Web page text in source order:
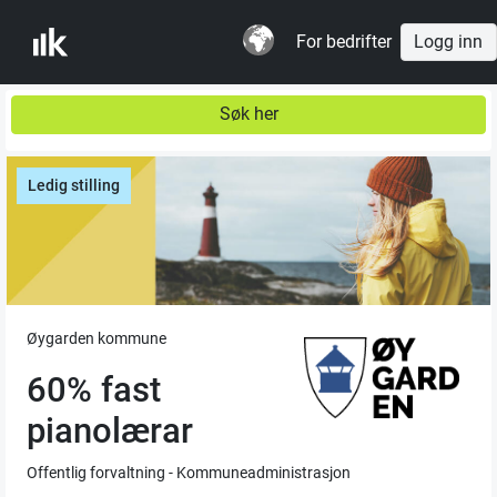
For bedrifter Logg inn
Søk her
Ledig stilling
Øygarden kommune
60% fast
pianolærar
Offentlig forvaltning - Kommuneadministrasjon